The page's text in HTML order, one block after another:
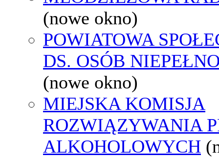
(nowe okno)
POWIATOWA
DS. OSÓB
(nowe okno)
MIEJSKA KOMISJA
ROZWIĄZYWANIA
ALKOHOLOWYCH